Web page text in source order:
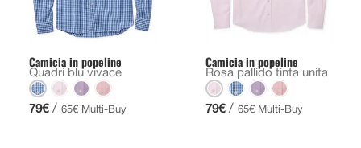
Camicia in popeline
Quadri blu vivace
79€ / 65€ Multi-Buy
Camicia in popeline
Rosa pallido tinta unita
79€ / 65€ Multi-Buy